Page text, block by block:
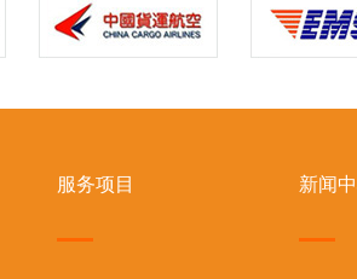
服务项目 新闻